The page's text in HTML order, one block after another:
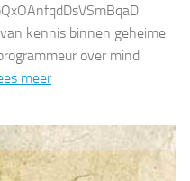
kennis binnen geheime
over mind
meer